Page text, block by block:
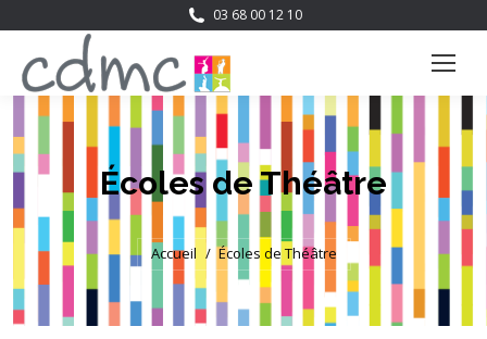
03 68 00 12 10
Écoles de Théâtre
Vous êtes ici :
Accueil Écoles de Théâtre